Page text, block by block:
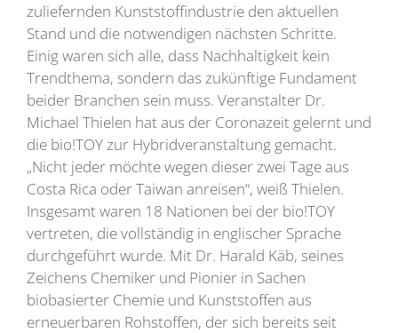
zuliefernden Kunststoffindustrie den aktuellen
Stand und die notwendigen nächsten Schritte.
Einig waren sich alle, dass Nachhaltigkeit kein
Trendthema, sondern das zukünftige Fundament
beider Branchen sein muss. Veranstalter Dr.
Michael Thielen hat aus der Coronazeit gelernt und
die bio!TOY zur Hybridveranstaltung gemacht.
„Nicht jeder möchte wegen dieser zwei Tage aus
Costa Rica oder Taiwan anreisen“, weiß Thielen.
Insgesamt waren 18 Nationen bei der bio!TOY
vertreten, die vollständig in englischer Sprache
durchgeführt wurde. Mit Dr. Harald Käb, seines
Zeichens Chemiker und Pionier in Sachen
biobasierter Chemie und Kunststoffen aus
erneuerbaren Rohstoffen, der sich bereits seit